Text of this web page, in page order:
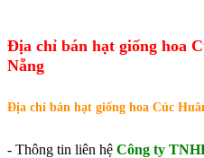
Địa chỉ bán hạt giống hoa
Nẵng
Địa chỉ bán hạt giống hoa Cúc
- Thông tin liên hệ Công ty